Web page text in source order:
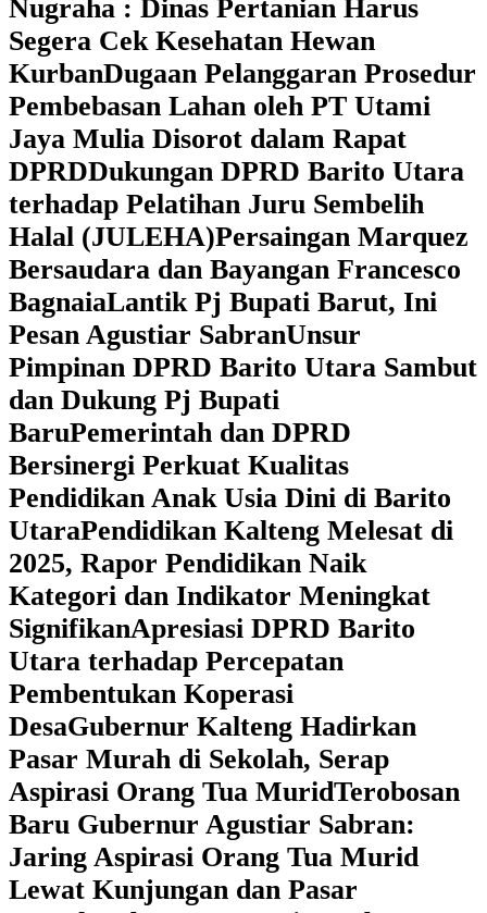
Nugraha : Dinas Pertanian Harus
Segera Cek Kesehatan Hewan
KurbanDugaan Pelanggaran Prosedur
Pembebasan Lahan oleh PT Utami
Jaya Mulia Disorot dalam Rapat
DPRDDukungan DPRD Barito Utara
terhadap Pelatihan Juru Sembelih
Halal (JULEHA)Persaingan Marquez
Bersaudara dan Bayangan Francesco
BagnaiaLantik Pj Bupati Barut, Ini
Pesan Agustiar SabranUnsur
Pimpinan DPRD Barito Utara Sambut
dan Dukung Pj Bupati
BaruPemerintah dan DPRD
Bersinergi Perkuat Kualitas
Pendidikan Anak Usia Dini di Barito
Utara‎Pendidikan Kalteng Melesat di
2025, Rapor Pendidikan Naik
Kategori dan Indikator Meningkat
SignifikanApresiasi DPRD Barito
Utara terhadap Percepatan
Pembentukan Koperasi
Desa‎Gubernur Kalteng Hadirkan
Pasar Murah di Sekolah, Serap
Aspirasi Orang Tua Murid‎Terobosan
Baru Gubernur Agustiar Sabran:
Jaring Aspirasi Orang Tua Murid
Lewat Kunjungan dan Pasar